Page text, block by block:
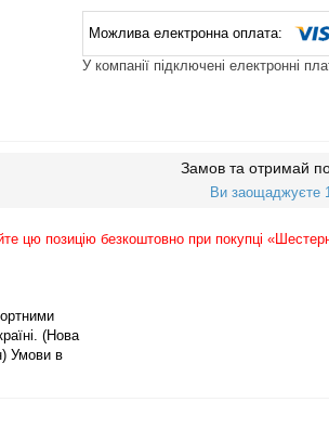
У компанії підключені електронні
Замов та отримай
Ви заощаджуєте
цю позицію безкоштовно при покупці
(Нова
Умови в